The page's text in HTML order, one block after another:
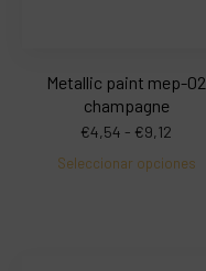
Metallic paint mep-02
champagne
€4,54 - €9,12
Seleccionar opciones